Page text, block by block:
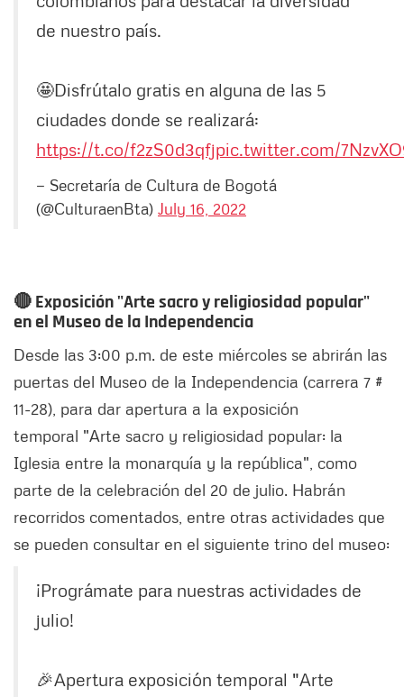
de nuestro país.
🤩Disfrútalo gratis en alguna de las 5
ciudades donde se realizará:
https://t.co/f2zS0d3qfjpic.twitter.com/
— Secretaría de Cultura de Bogotá
(@CulturaenBta) July 16, 2022
🔴 Exposición "Arte sacro y religiosidad popular"
en el Museo de la Independencia
Desde las 3:00 p.m. de este miércoles se abrirán las
puertas del Museo de la Independencia (carrera 7 #
11-28), para dar apertura a la exposición
temporal "Arte sacro y religiosidad popular: la
Iglesia entre la monarquía y la república", como
parte de la celebración del 20 de julio. Habrán
recorridos comentados, entre otras actividades que
se pueden consultar en el siguiente trino del museo:
¡Prográmate para nuestras actividades de
julio!
🎉Apertura exposición temporal "Arte